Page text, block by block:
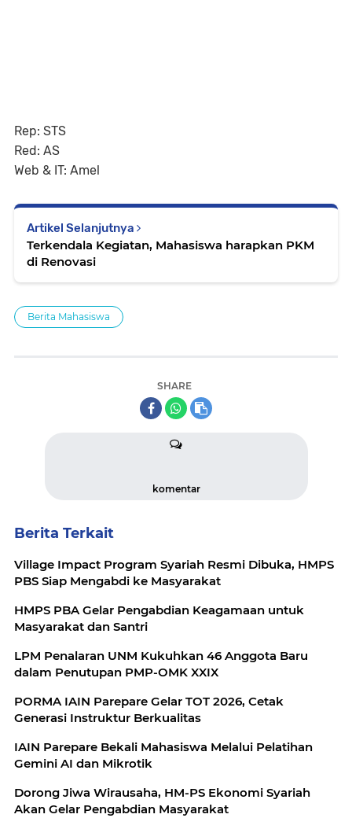
Rep: STS
Red: AS
Web & IT: Amel
Artikel Selanjutnya
Terkendala Kegiatan, Mahasiswa harapkan PKM
di Renovasi
Berita Mahasiswa
SHARE
komentar
Berita Terkait
Village Impact Program Syariah Resmi Dibuka, HMPS
PBS Siap Mengabdi ke Masyarakat
HMPS PBA Gelar Pengabdian Keagamaan untuk
Masyarakat dan Santri
LPM Penalaran UNM Kukuhkan 46 Anggota Baru
dalam Penutupan PMP-OMK XXIX
PORMA IAIN Parepare Gelar TOT 2026, Cetak
Generasi Instruktur Berkualitas
IAIN Parepare Bekali Mahasiswa Melalui Pelatihan
Gemini AI dan Mikrotik
Dorong Jiwa Wirausaha, HM-PS Ekonomi Syariah
Akan Gelar Pengabdian Masyarakat